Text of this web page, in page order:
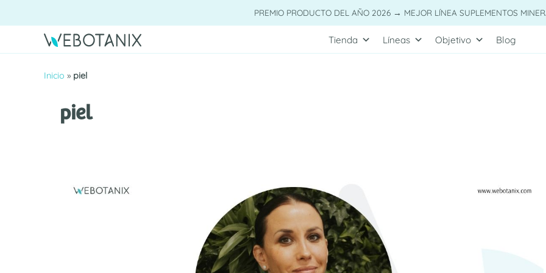
contenido
PREMIO PRODUCTO DEL AÑO 2026 → MEJOR LÍNEA SUPLEMENTOS
Tienda Líneas Objetivo Blog
Inicio » piel
piel